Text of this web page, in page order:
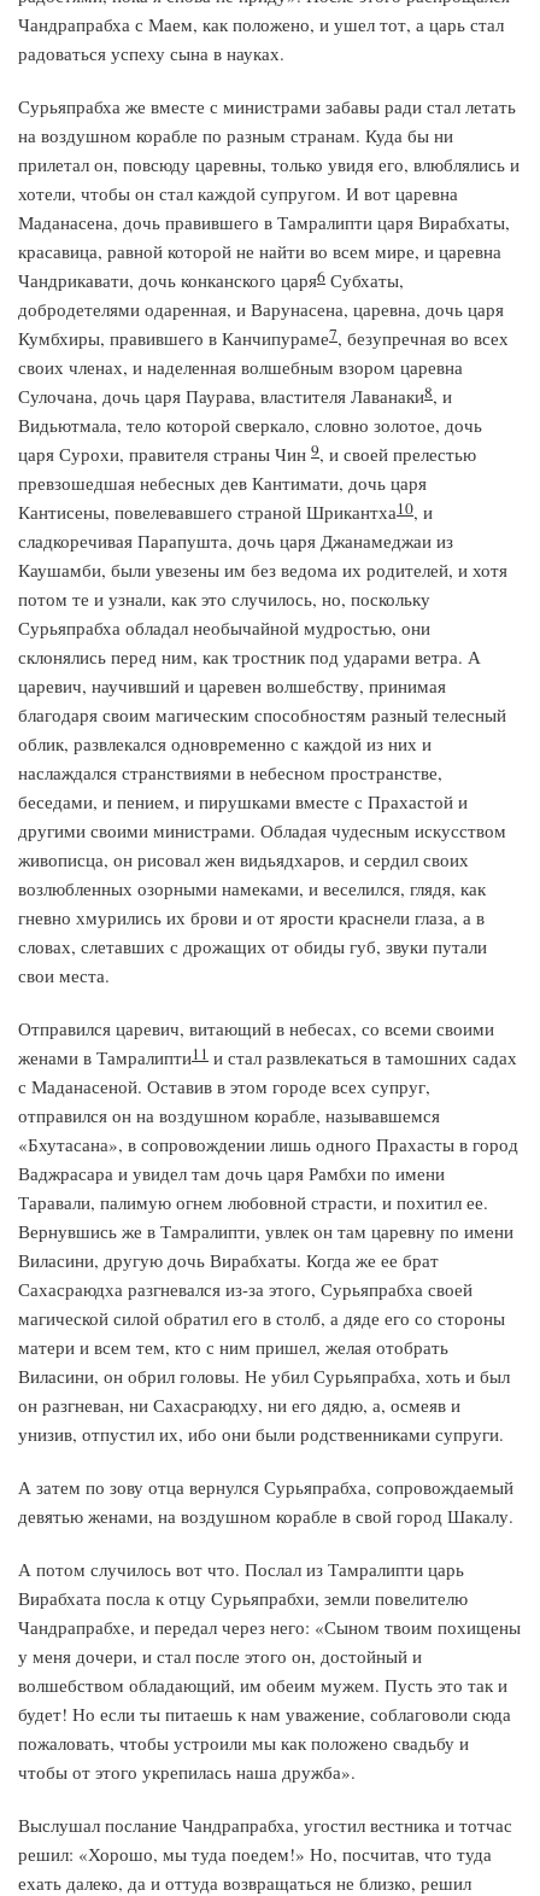
Чандрапрабха с Маем, как положено, и ушел тот, а царь стал
радоваться успеху сына в науках.
Сурьяпрабха же вместе с министрами забавы ради стал летать
на воздушном корабле по разным странам. Куда бы ни
прилетал он, повсюду царевны, только увидя его, влюблялись и
хотели, чтобы он стал каждой супругом. И вот царевна
Маданасена, дочь правившего в Тамралипти царя Вирабхаты,
красавица, равной которой не найти во всем мире, и царевна
Чандрикавати, дочь конканского царя6 Субхаты,
добродетелями одаренная, и Варунасена, царевна, дочь царя
Кумбхиры, правившего в Канчипураме7, безупречная во всех
своих членах, и наделенная волшебным взором царевна
Сулочана, дочь царя Паурава, властителя Лаванаки8, и
Видьютмала, тело которой сверкало, словно золотое, дочь
царя Сурохи, правителя страны Чин 9, и своей прелестью
превзошедшая небесных дев Кантимати, дочь царя
Кантисены, повелевавшего страной Шрикантха10, и
сладкоречивая Парапушта, дочь царя Джанамеджаи из
Каушамби, были увезены им без ведома их родителей, и хотя
потом те и узнали, как это случилось, но, поскольку
Сурьяпрабха обладал необычайной мудростью, они
склонялись перед ним, как тростник под ударами ветра. А
царевич, научивший и царевен волшебству, принимая
благодаря своим магическим способностям разный телесный
облик, развлекался одновременно с каждой из них и
наслаждался странствиями в небесном пространстве,
беседами, и пением, и пирушками вместе с Прахастой и
другими своими министрами. Обладая чудесным искусством
живописца, он рисовал жен видьядхаров, и сердил своих
возлюбленных озорными намеками, и веселился, глядя, как
гневно хмурились их брови и от ярости краснели глаза, а в
словах, слетавших с дрожащих от обиды губ, звуки путали
свои места.
Отправился царевич, витающий в небесах, со всеми своими
женами в Тамралипти11 и стал развлекаться в тамошних садах
с Маданасеной. Оставив в этом городе всех супруг,
отправился он на воздушном корабле, называвшемся
«Бхутасана», в сопровождении лишь одного Прахасты в город
Ваджрасара и увидел там дочь царя Рамбхи по имени
Таравали, палимую огнем любовной страсти, и похитил ее.
Вернувшись же в Тамралипти, увлек он там царевну по имени
Виласини, другую дочь Вирабхаты. Когда же ее брат
Сахасраюдха разгневался из-за этого, Сурьяпрабха своей
магической силой обратил его в столб, а дяде его со стороны
матери и всем тем, кто с ним пришел, желая отобрать
Виласини, он обрил головы. Не убил Сурьяпрабха, хоть и был
он разгневан, ни Сахасраюдху, ни его дядю, а, осмеяв и
унизив, отпустил их, ибо они были родственниками супруги.
А затем по зову отца вернулся Сурьяпрабха, сопровождаемый
девятью женами, на воздушном корабле в свой город Шакалу.
А потом случилось вот что. Послал из Тамралипти царь
Вирабхата посла к отцу Сурьяпрабхи, земли повелителю
Чандрапрабхе, и передал через него: «Сыном твоим похищены
у меня дочери, и стал после этого он, достойный и
волшебством обладающий, им обеим мужем. Пусть это так и
будет! Но если ты питаешь к нам уважение, соблаговоли сюда
пожаловать, чтобы устроили мы как положено свадьбу и
чтобы от этого укрепилась наша дружба».
Выслушал послание Чандрапрабха, угостил вестника и тотчас
решил: «Хорошо, мы туда поедем!» Но, посчитав, что туда
ехать далеко, да и оттуда возвращаться не близко, решил